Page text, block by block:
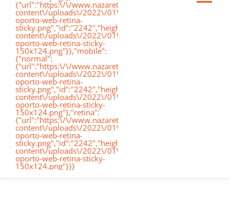
{"url":"https:\/\/www.nazaretoporto.org\/wp-
content\/uploads\/2022\/01\/logo-
oporto-web-retina-
content\/uploads\/2022\/01\/logo-
oporto-web-retina-sticky-
150x124.png"}},"mobile":
{"normal":
{"url":"https:\/\/www.nazaretoporto.org\/wp-
content\/uploads\/2022\/01\/logo-
oporto-web-retina-
content\/uploads\/2022\/01\/logo-
oporto-web-retina-sticky-
150x124.png"},"retina":
{"url":"https:\/\/www.nazaretoporto.org\/wp-
content\/uploads\/2022\/01\/logo-
oporto-web-retina-
content\/uploads\/2022\/01\/logo-
oporto-web-retina-sticky-
150x124.png"}}}
Inicio
Conócenos
Etapas educativas
Nuestro Cole